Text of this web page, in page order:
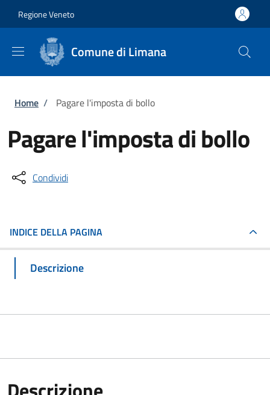
Regione Veneto
Comune di Limana
Briciole di pane
Home / Pagare l'imposta di bollo
Pagare l'imposta di bollo
Condividi
INDICE DELLA PAGINA
Descrizione